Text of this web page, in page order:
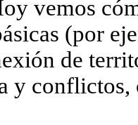
vemos
(por
de
y